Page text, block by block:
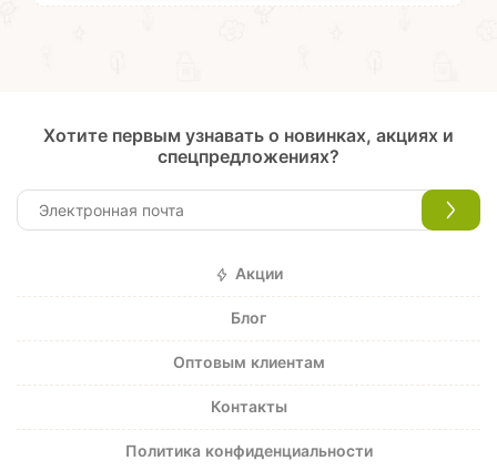
Хотите первым узнавать о новинках, акциях и
спецпредложениях?
Акции
Блог
Оптовым клиентам
Контакты
Политика конфиденциальности